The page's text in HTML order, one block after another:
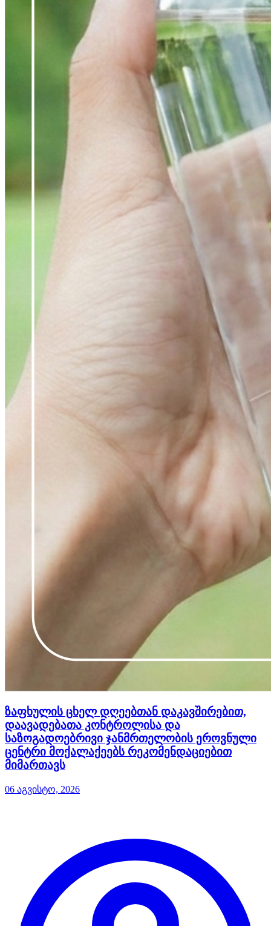
ზაფხულის ცხელ დღეებთან დაკავშირებით,
დაავადებათა კონტროლისა და
საზოგადოებრივი ჯანმრთელობის ეროვნული
ცენტრი მოქალაქეებს რეკომენდაციებით
მიმართავს
06 აგვისტო, 2026